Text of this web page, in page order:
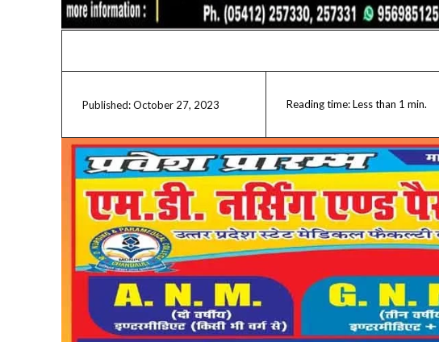
Published:October 27, 2023 Reading time:Less than 1 min.